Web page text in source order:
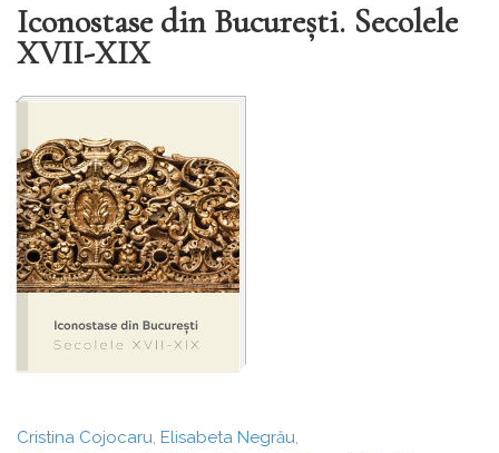
Iconostase din București. Secolele
XVII-XIX
Cristina Cojocaru, Elisabeta Negrău,